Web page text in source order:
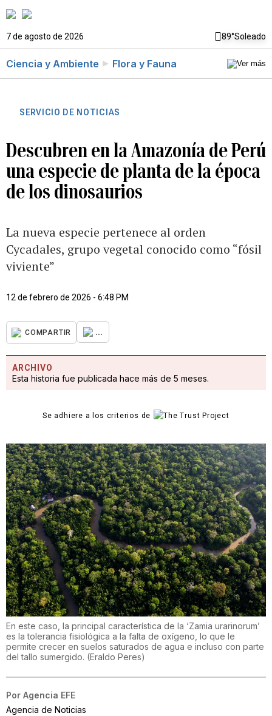
7 de agosto de 2026 89°Soleado
Ciencia y Ambiente Flora y Fauna
SERVICIO DE NOTICIAS
Descubren en la Amazonía de Perú
una especie de planta de la época
de los dinosaurios
La nueva especie pertenece al orden
Cycadales, grupo vegetal conocido como “fósil
viviente”
12 de febrero de 2026 - 6:48 PM
COMPARTIR ...
ARCHIVO
Esta historia fue publicada hace más de 5 meses.
Se adhiere a los criterios de
En este caso, la principal característica de la ‘Zamia urarinorum’
es la tolerancia fisiológica a la falta de oxígeno, lo que le
permite crecer en suelos saturados de agua e incluso con parte
del tallo sumergido. (Eraldo Peres)
Por Agencia EFE
Agencia de Noticias